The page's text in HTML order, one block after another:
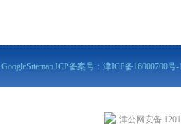
GoogleSitemap ICP备案号： 津ICP备16000700号-
津公网安备